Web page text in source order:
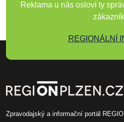
Reklama u nás osloví ty
REGIONÁLNÍ
Zpravodajský a informační portál